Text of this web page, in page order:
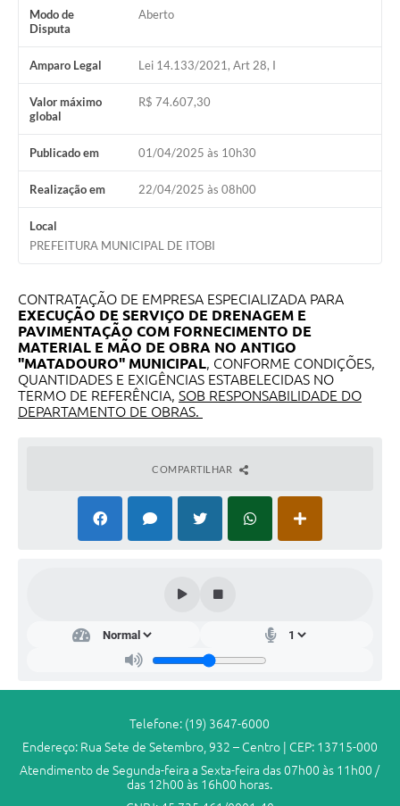
Audiências Públicas
IPTU
Legislação
Editais
Telefones Úteis
Modo de
Disputa
Aberto
Amparo Legal Lei 14.133/2021, Art 28, I
Valor máximo
global
R$ 74.607,30
Publicado em 01/04/2025 às 10h30
Realização em 22/04/2025 às 08h00
Local
PREFEITURA MUNICIPAL DE ITOBI
CONTRATAÇÃO DE EMPRESA ESPECIALIZADA PARA
EXECUÇÃO DE SERVIÇO DE DRENAGEM E
PAVIMENTAÇÃO COM FORNECIMENTO DE
MATERIAL E MÃO DE OBRA NO ANTIGO
"MATADOURO" MUNICIPAL, CONFORME CONDIÇÕES,
QUANTIDADES E EXIGÊNCIAS ESTABELECIDAS NO
TERMO DE REFERÊNCIA, SOB RESPONSABILIDADE DO
DEPARTAMENTO DE OBRAS.
COMPARTILHAR
Telefone: (19) 3647-6000
Endereço: Rua Sete de Setembro, 932 – Centro | CEP: 13715-000
Atendimento de Segunda-feira a Sexta-feira das 07h00 às 11h00 /
das 12h00 às 16h00 horas.